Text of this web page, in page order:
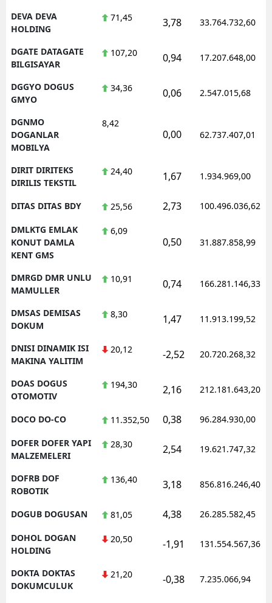
DEVA DEVA
HOLDING
71,45 3,78 33.764.732,60
DGATE DATAGATE
BILGISAYAR
107,20 0,94 17.207.648,00
DGGYO DOGUS
GMYO
34,36 0,06 2.547.015,68
DGNMO
DOGANLAR
MOBILYA
8,42
0,00 62.737.407,01
DIRIT DIRITEKS
DIRILIS TEKSTIL
24,40 1,67 1.934.969,00
DITAS DITAS BDY 25,56 2,73 100.496.036,62
DMLKTG EMLAK
KONUT DAMLA
KENT GMS
6,09
0,50 31.887.858,99
DMRGD DMR UNLU
MAMULLER
10,91 0,74 166.281.146,33
DMSAS DEMISAS
DOKUM
8,30 1,47 11.913.199,52
DNISI DINAMIK ISI
MAKINA YALITIM
20,12 -2,52 20.720.268,32
DOAS DOGUS
OTOMOTIV
194,30 2,16 212.181.643,20
DOCO DO-CO 11.352,50 0,38 96.284.930,00
DOFER DOFER YAPI
MALZEMELERI
28,30 2,54 19.621.747,32
DOFRB DOF
ROBOTIK
136,40 3,18 856.816.246,40
DOGUB DOGUSAN 81,05 4,38 26.285.582,45
DOHOL DOGAN
HOLDING
20,50 -1,91 131.554.567,36
DOKTA DOKTAS
DOKUMCULUK
21,20 -0,38 7.235.066,94